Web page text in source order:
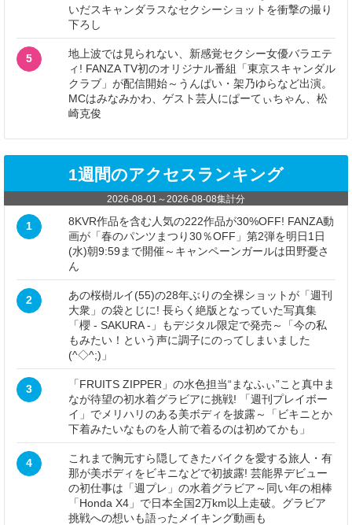
いだスキャンダラスなセクシーショットを衝撃の撮り
下ろし
5
地上波では見られない、新感覚セクシー女優バラエテ
ィ! FANZA TV初のオリジナル番組「東京スキャンダル
クラブ」が配信開始～うんぱい・架乃ゆらなど出演。
MCはみなみかわ、ゲスト芸人にぱーてぃちゃん、松
崎克俊
1週間のアクセスランキング
2026-08-01 ～ 2026-08-08集計分
1
8KVR作品を含む人気の222作品が30%OFF! FANZA動
画が「春のパンツまつり30％OFF」第2弾を明日1日
(水)朝9:59まで開催～キャンペーンガールは田野憂さ
ん
2
あの桜樹ルイ(55)の28年ぶりの全裸ショットが「週刊
大衆」の袋とじに! 長らく絶版となっていた写真集
「櫻 - SAKURA -」もデジタル限定で発売～「今の私
もみたい！という声に調子にのってしまいました
(^◇^;)」
3
「FRUITS ZIPPER」の水色担当“まなふぃ”こと真中ま
なが待望の初水着グラビアに挑戦! 「週刊プレイボー
イ」でメリハリのある美ボディを披露～「ビキニとか
下着みたいなものを人前で着るのは初めてかも」
4
これまで胸元すら隠してきたバイクを愛する旅人・有
那が美ボディをビキニなどで初披露! 芸能界デビュー
の初仕事は「週プレ」の水着グラビア～同い年の相棒
「Honda X4」で日本全国2万km以上走破。グラビア
挑戦への想いも語ったメイキング動画も